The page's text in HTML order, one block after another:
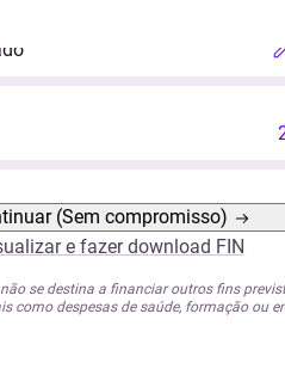
(Sem compromisso)
e fazer download FIN
se destina a financiar outros fins
como despesas de saúde, formação ou